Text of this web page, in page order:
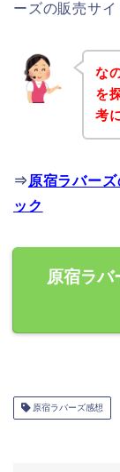
ーズの販売サイ
な
を
考
⇒ 原宿ラバー
ック
原宿ラバ
原宿ラバーズ感想